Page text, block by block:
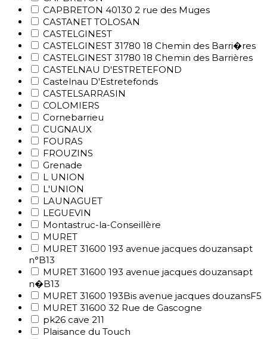
CAPBRETON 40130 2 rue des Muges
CASTANET TOLOSAN
CASTELGINEST
CASTELGINEST 31780 18 Chemin des Barri�res
CASTELGINEST 31780 18 Chemin des Barrières
CASTELNAU D'ESTRETEFOND
Castelnau D'Estretefonds
CASTELSARRASIN
COLOMIERS
Cornebarrieu
CUGNAUX
FOURAS
FROUZINS
Grenade
L UNION
L'UNION
LAUNAGUET
LEGUEVIN
Montastruc-la-Conseillère
MURET
MURET 31600 193 avenue jacques douzansapt
n°B13
MURET 31600 193 avenue jacques douzansapt
n�B13
MURET 31600 193Bis avenue jacques douzansF5
MURET 31600 32 Rue de Gascogne
pk26 cave 211
Plaisance du Touch